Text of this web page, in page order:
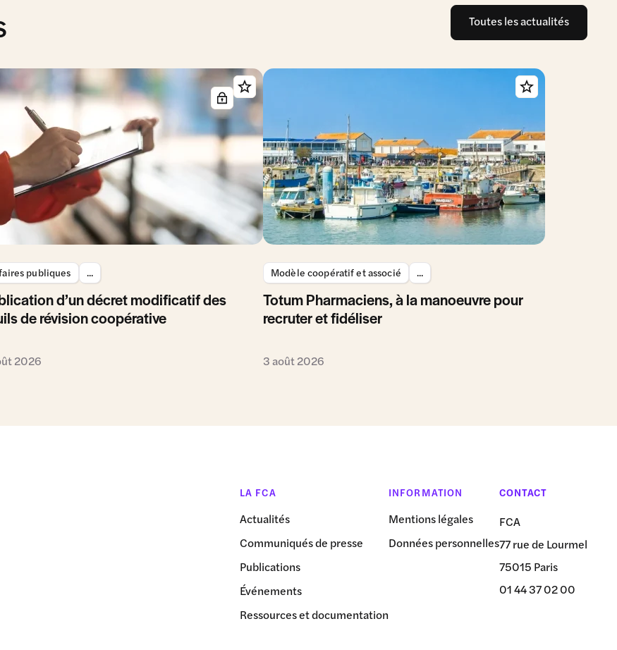
Toutes les actualités
publiques ...
d’un décret modificatif des
de révision coopérative
2026
Modèle coopératif et associé ...
Totum Pharmaciens, à la manoeuvre pour
recruter et fidéliser
3 août 2026
LA FCA
Actualités
Communiqués de presse
Publications
Événements
Ressources et documentation
INFORMATION
Mentions légales
Données personnelles
CONTACT
FCA
77 rue de Lourmel
75015 Paris
01 44 37 02 00